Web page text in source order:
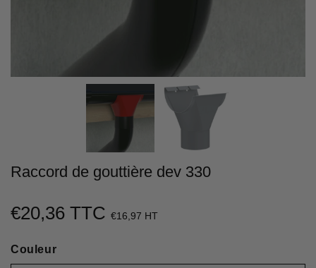
Raccord de gouttière dev 330
€20,36 TTC €16,97 HT
price
Couleur